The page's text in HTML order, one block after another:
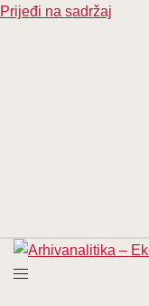
Prijeđi na sadržaj